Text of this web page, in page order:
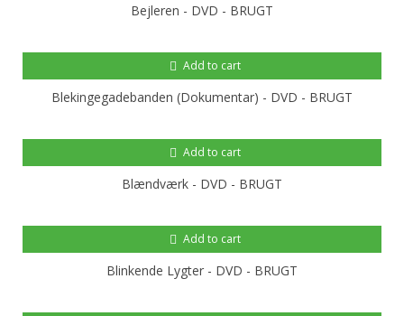
Bejleren - DVD - BRUGT
Add to cart
Blekingegadebanden (Dokumentar) - DVD - BRUGT
Add to cart
Blændværk - DVD - BRUGT
Add to cart
Blinkende Lygter - DVD - BRUGT